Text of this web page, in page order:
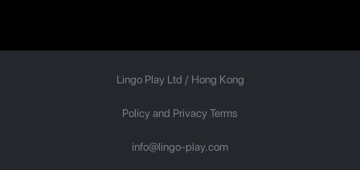
Lingo Play Ltd / Hong Kong
Policy and Privacy Terms
info@lingo-play.com